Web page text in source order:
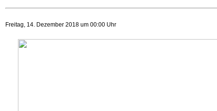
Freitag, 14. Dezember 2018 um 00:00 Uhr